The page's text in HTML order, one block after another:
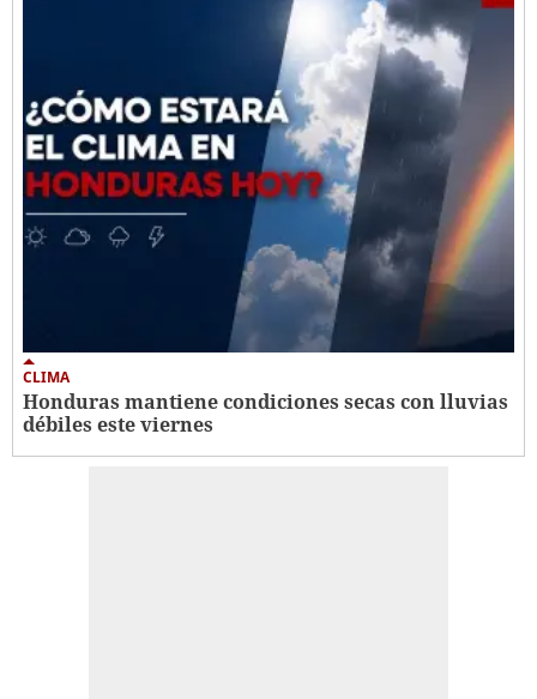
CLIMA
Honduras mantiene condiciones secas con lluvias
débiles este viernes